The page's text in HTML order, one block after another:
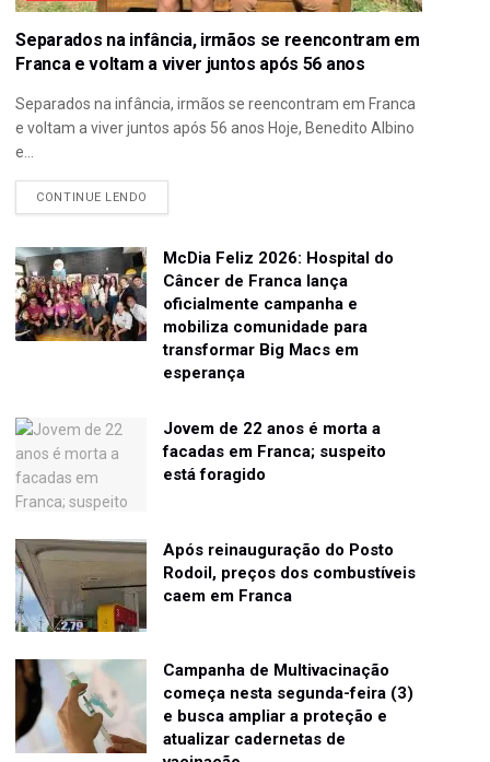
Separados na infância, irmãos se reencontram em
Franca e voltam a viver juntos após 56 anos
Separados na infância, irmãos se reencontram em Franca
e voltam a viver juntos após 56 anos Hoje, Benedito Albino
e...
CONTINUE LENDO
McDia Feliz 2026: Hospital do
Câncer de Franca lança
oficialmente campanha e
mobiliza comunidade para
transformar Big Macs em
esperança
Jovem de 22 anos é morta a
facadas em Franca; suspeito
está foragido
Após reinauguração do Posto
Rodoil, preços dos combustíveis
caem em Franca
Campanha de Multivacinação
começa nesta segunda-feira (3)
e busca ampliar a proteção e
atualizar cadernetas de